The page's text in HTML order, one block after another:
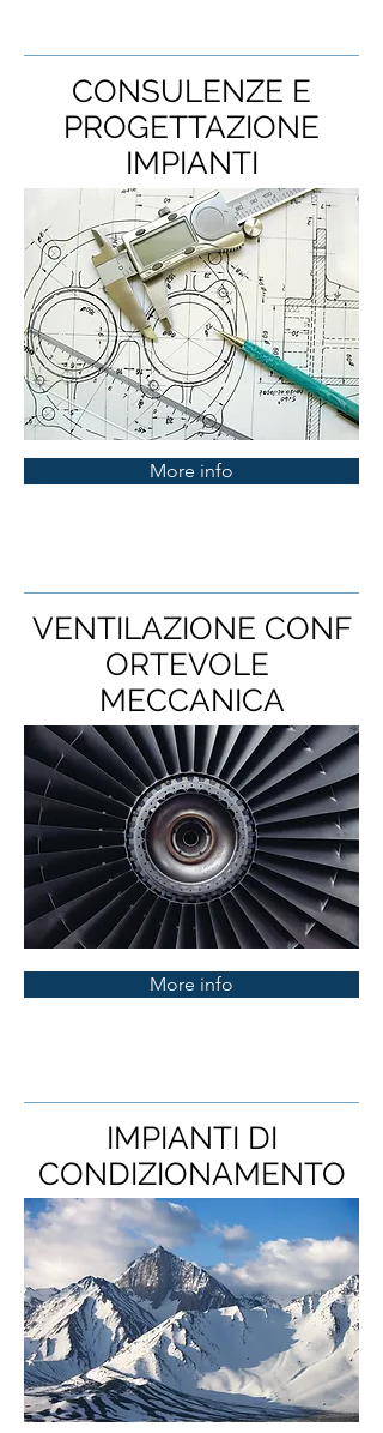
CONSULENZE E
PROGETTAZIONE
IMPIANTI
More info
VENTILAZIONE CONF
ORTEVOLE
MECCANICA
More info
IMPIANTI DI
CONDIZIONAMENTO